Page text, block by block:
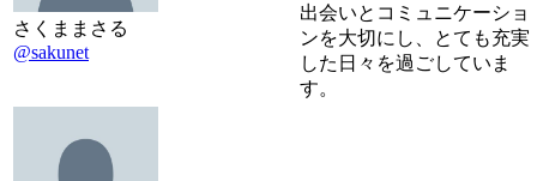
さくままさる
@sakunet
出会いとコミュニケーショ
ンを大切にし、とても充実
した日々を過ごしていま
す。